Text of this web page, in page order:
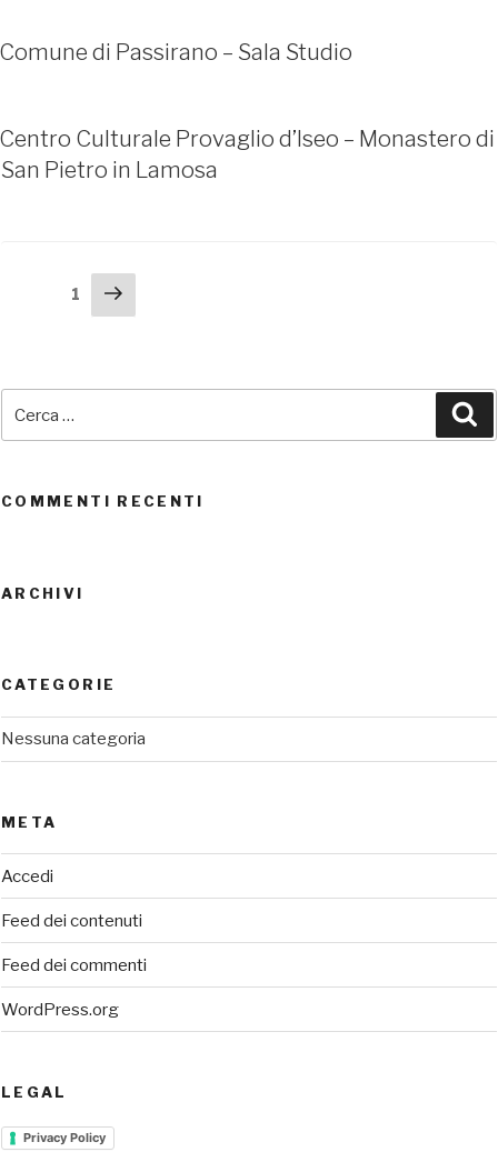
UTENTI CONNESSI
REAL TIME
Comune di Passirano – Sala Studio
Centro Culturale Provaglio d’Iseo – Monastero di
San Pietro in Lamosa
Navigazione
1
Pagina
successiva
COMMENTI RECENTI
ARCHIVI
CATEGORIE
Nessuna categoria
META
Accedi
Feed dei contenuti
Feed dei commenti
WordPress.org
LEGAL
Privacy Policy